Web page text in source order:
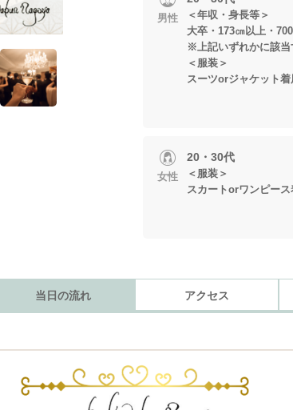
男性
＜年収・身長等＞
大卒・173㎝以上・
※上記いずれかに該当
＜服装＞
スーツorジャケット着
女性
20・30代
＜服装＞
スカートorワンピース
当日の流れ アクセス